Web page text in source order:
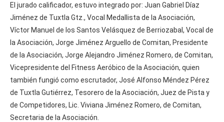
El jurado calificador, estuvo integrado por: Juan Gabriel Díaz
Jiménez de Tuxtla Gtz., Vocal Medallista de la Asociación,
Víctor Manuel de los Santos Velásquez de Berriozabal, Vocal de
la Asociación, Jorge Jiménez Arguello de Comitan, Presidente
de la Asociación, Jorge Alejandro Jiménez Romero, de Comitan,
Vicepresidente del Fitness Aeróbico de la Asociación, quien
también fungió como escrutador, José Alfonso Méndez Pérez
de Tuxtla Gutiérrez, Tesorero de la Asociación, Juez de Pista y
de Competidores, Lic. Viviana Jiménez Romero, de Comitan,
Secretaria de la Asociación.